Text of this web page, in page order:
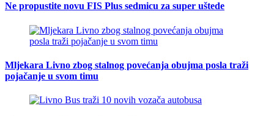
Ne propustite novu FIS Plus sedmicu za super uštede
Mljekara Livno zbog stalnog povećanja obujma posla traži
pojačanje u svom timu